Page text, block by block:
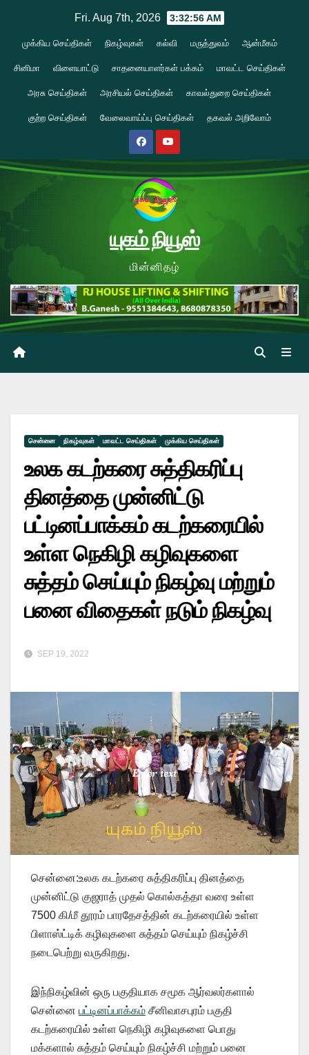
content
Fri. Aug 7th, 2026 3:32:57 AM
முக்கிய செய்திகள் நிகழ்வுகள் கல்வி மருத்துவம் ஆன்மீகம்
சினிமா விளையாட்டு சாதனையாளர்கள் பக்கம் மாவட்ட செய்திகள்
அரசு செய்திகள் அரசியல் செய்திகள் காவல்துறை செய்திகள்
குற்ற செய்திகள் வேலைவாய்ப்பு செய்திகள் தகவல் அறிவோம்
யுகம் நியூஸ்
மின்னிதழ்
சென்னை நிகழ்வுகள் மாவட்ட செய்திகள் முக்கிய செய்திகள்
உலக கடற்கரை சுத்திகரிப்பு
தினத்தை முன்னிட்டு
பட்டினப்பாக்கம் கடற்கரையில்
உள்ள நெகிழி கழிவுகளை
சுத்தம் செய்யும் நிகழ்வு மற்றும்
பனை விதைகள் நடும் நிகழ்வு
SEP 19, 2022
சென்னை:உலக கடற்கரை சுத்திகரிப்பு தினத்தை
முன்னிட்டு குஜராத் முதல் கொல்கத்தா வரை உள்ள
7500 கி/மீ தூரம் பாரதேசத்தின் கடற்கரையில் உள்ள
பிளாஸ்ட்டிக் கழிவுகளை சுத்தம் செய்யும் நிகழ்ச்சி
நடைபெற்று வருகிறது.
இந்நிகழ்வின் ஒரு பகுதியாக சமூக ஆர்வலர்களால்
சென்னை பட்டினப்பாக்கம் சீனிவாசபுரம் பகுதி
கடற்கரையில் உள்ள நெகிழி கழிவுகளை பொது
மக்களால் சுத்தம் செய்யும் நிகழ்ச்சி மற்றும் பனை